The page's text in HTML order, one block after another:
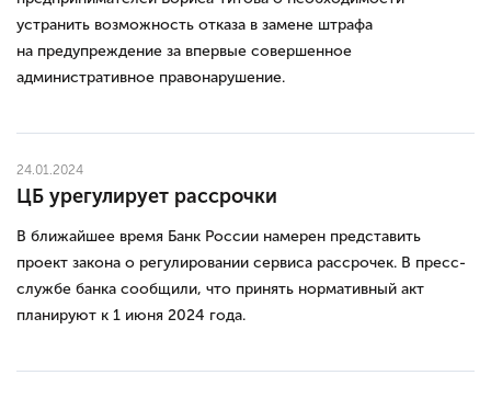
устранить возможность отказа в замене штрафа
на предупреждение за впервые совершенное
административное правонарушение.
24.01.2024
ЦБ урегулирует рассрочки
В ближайшее время Банк России намерен представить
проект закона о регулировании сервиса рассрочек. В пресс-
службе банка сообщили, что принять нормативный акт
планируют к 1 июня 2024 года.